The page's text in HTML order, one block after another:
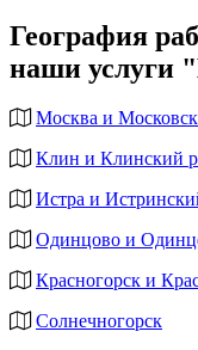
География
наши услуги
Москва и
Клин и Клинский
Истра и
Одинцово и
Красногорск и
Солнечногорск